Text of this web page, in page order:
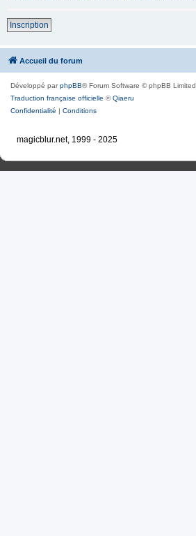
Inscription
Accueil du forum
Développé parphpBB® Forum Software © phpBB Limited
Traduction française officielle ©Qiaeru
Confidentialité | Conditions
magicblur.net, 1999 - 2025